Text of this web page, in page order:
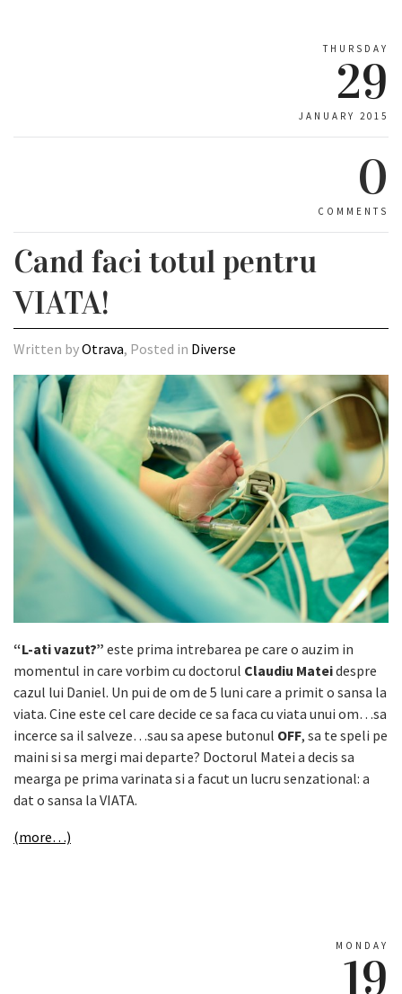
THURSDAY
29
JANUARY 2015
0
COMMENTS
Cand faci totul pentru
VIATA!
Written byOtrava, Posted in Diverse
“L-ati vazut?” este prima intrebarea pe care o auzim in
momentul in care vorbim cu doctorul Claudiu Mateidespre
cazul lui Daniel. Un pui de om de 5 luni care a primit o sansa la
viata. Cine este cel care decide ce sa faca cu viata unui om…sa
incerce sa il salveze…sau sa apese butonul OFF, sa te speli pe
maini si sa mergi mai departe? Doctorul Matei a decis sa
mearga pe prima varinata si a facut un lucru senzational: a
dat o sansa la VIATA.
(more…)
MONDAY
19